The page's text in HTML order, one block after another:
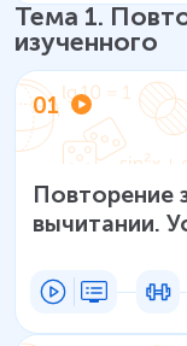
Тема 1.
изученного
01
Повторение
вычитании.